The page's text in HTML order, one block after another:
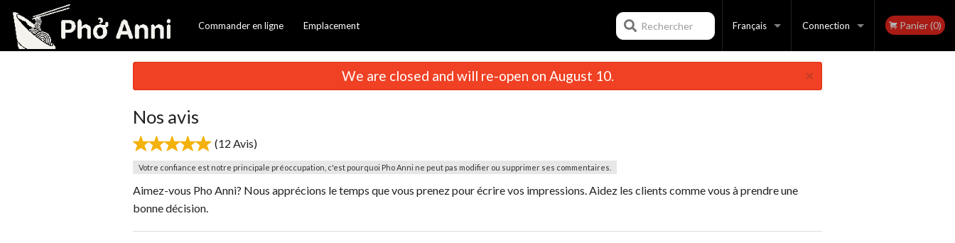
Commander en ligne Emplacement Français Connection
Inscription
Panier (0)
Rechercher
We are closed and will re-open on August 10. ×
Nos avis
(12 Avis)
Votre confiance est notre principale préoccupation, c'est pourquoi Pho Anni ne peut pas modifier ou supprimer ses commentaires.
Aimez-vous Pho Anni? Nous apprécions le temps que vous prenez pour écrire vos impressions. Aidez les clients comme vous à prendre une
bonne décision.